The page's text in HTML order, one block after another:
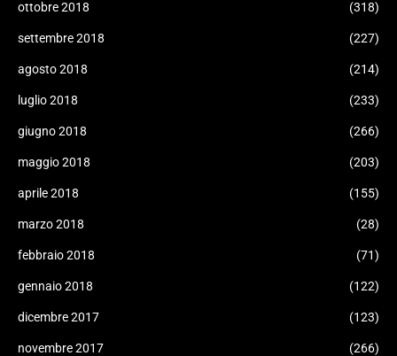
ottobre 2018 (318)
settembre 2018 (227)
agosto 2018 (214)
luglio 2018 (233)
giugno 2018 (266)
maggio 2018 (203)
aprile 2018 (155)
marzo 2018 (28)
febbraio 2018 (71)
gennaio 2018 (122)
dicembre 2017 (123)
novembre 2017 (266)